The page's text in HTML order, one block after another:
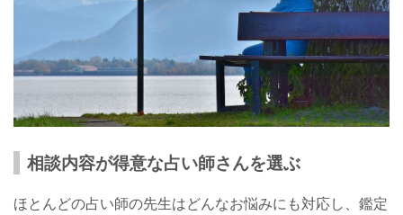
相談内容が得意な占い師さんを選ぶ
ほとんどの占い師の先生はどんなお悩みにも対応し、鑑定